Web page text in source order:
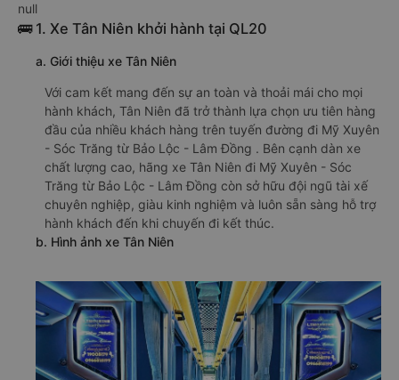
null
🚌 1. Xe Tân Niên khởi hành tại QL20
a. Giới thiệu xe Tân Niên
Với cam kết mang đến sự an toàn và thoải mái cho mọi
hành khách, Tân Niên đã trở thành lựa chọn ưu tiên hàng
đầu của nhiều khách hàng trên tuyến đường đi Mỹ Xuyên
- Sóc Trăng từ Bảo Lộc - Lâm Đồng . Bên cạnh dàn xe
chất lượng cao, hãng xe Tân Niên đi Mỹ Xuyên - Sóc
Trăng từ Bảo Lộc - Lâm Đồng còn sở hữu đội ngũ tài xế
chuyên nghiệp, giàu kinh nghiệm và luôn sẵn sàng hỗ trợ
hành khách đến khi chuyến đi kết thúc.
b. Hình ảnh xe Tân Niên